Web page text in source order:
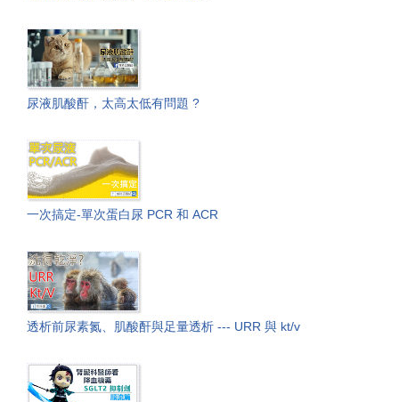
尿液肌酸酐，太高太低有問題 ?
一次搞定-單次蛋白尿 PCR 和 ACR
透析前尿素氮、肌酸酐與足量透析 --- URR 與 kt/v